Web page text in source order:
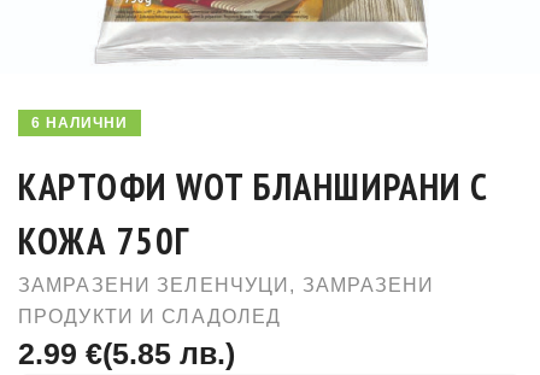
6 НАЛИЧНИ
КАРТОФИ WOT БЛАНШИРАНИ С
КОЖА 750Г
ЗАМРАЗЕНИ ЗЕЛЕНЧУЦИ , ЗАМРАЗЕНИ
ПРОДУКТИ И СЛАДОЛЕД
2.99 €(5.85 лв.)